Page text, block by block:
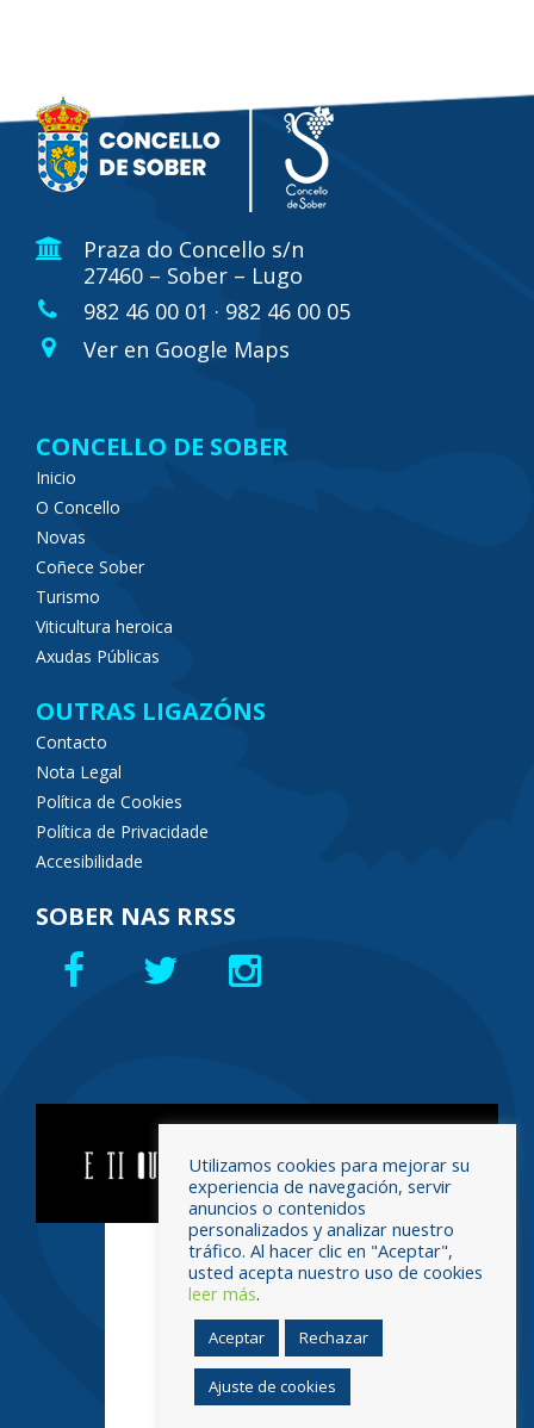
Praza do Concello s/n
27460 – Sober – Lugo
982 46 00 01 · 982 46 00 05
Ver en Google Maps
CONCELLO DE SOBER
Inicio
O Concello
Novas
Coñece Sober
Turismo
Viticultura heroica
Axudas Públicas
OUTRAS LIGAZÓNS
Contacto
Nota Legal
Política de Cookies
Política de Privacidade
Accesibilidade
SOBER NAS RRSS
Utilizamos cookies para mejorar su
experiencia de navegación, servir
anuncios o contenidos
personalizados y analizar nuestro
tráfico. Al hacer clic en "Aceptar",
usted acepta nuestro uso de cookies
leer más.
Aceptar Rechazar
Ajuste de cookies